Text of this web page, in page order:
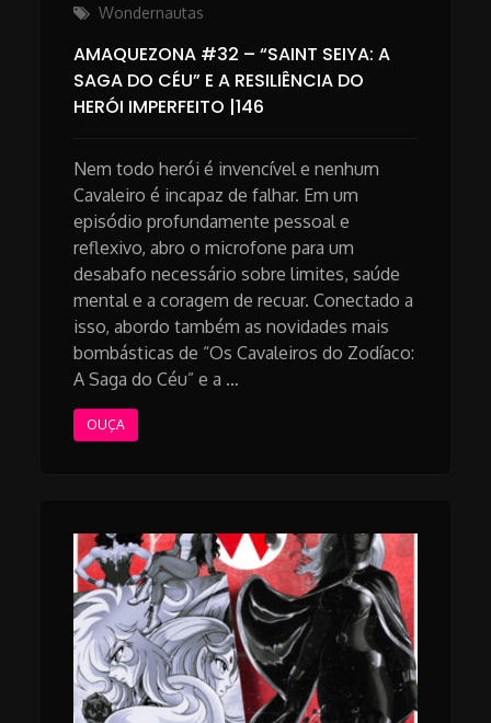
on
Wondernautas
AMAQUEZONA #32 – “SAINT SEIYA: A
SAGA DO CÉU” E A RESILIÊNCIA DO
HERÓI IMPERFEITO |146
Nem todo herói é invencível e nenhum
Cavaleiro é incapaz de falhar. Em um
episódio profundamente pessoal e
reflexivo, abro o microfone para um
desabafo necessário sobre limites, saúde
mental e a coragem de recuar. Conectado a
isso, abordo também as novidades mais
bombásticas de “Os Cavaleiros do Zodíaco:
A Saga do Céu” e a …
OUÇA